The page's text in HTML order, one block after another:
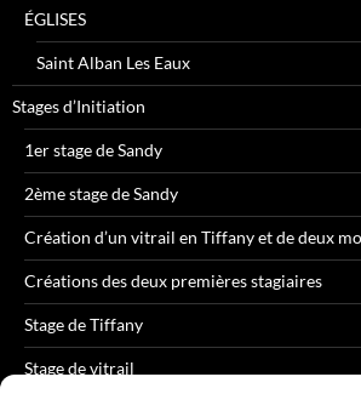
ÉGLISES
Saint Alban Les Eaux
Stages d’Initiation
1er stage de Sandy
2ème stage de Sandy
Création d’un vitrail en Tiffany et de deux
Créations des deux premières stagiaires
Stage de Tiffany
Stage de vitrail